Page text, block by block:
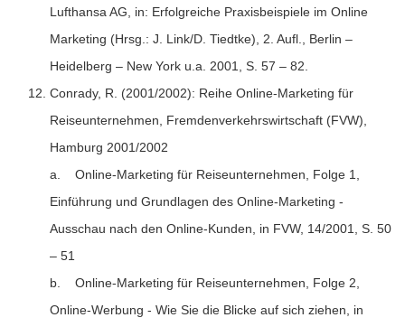
Lufthansa AG, in: Erfolgreiche Praxisbeispiele im Online
Marketing (Hrsg.: J. Link/D. Tiedtke), 2. Aufl., Berlin –
Heidelberg – New York u.a. 2001, S. 57 – 82.
Conrady, R. (2001/2002): Reihe Online-Marketing für
Reiseunternehmen, Fremdenverkehrswirtschaft (FVW),
Hamburg 2001/2002
a. Online-Marketing für Reiseunternehmen, Folge 1,
Einführung und Grundlagen des Online-Marketing -
Ausschau nach den Online-Kunden, in FVW, 14/2001, S. 50
– 51
b. Online-Marketing für Reiseunternehmen, Folge 2,
Online-Werbung - Wie Sie die Blicke auf sich ziehen, in